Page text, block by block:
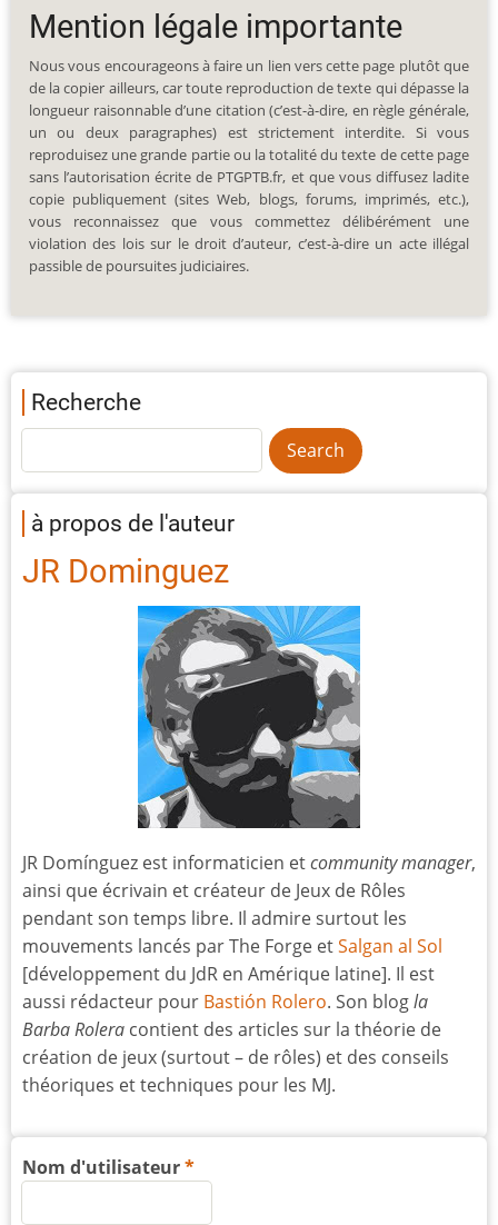
Mention légale importante
Nous vous encourageons à faire un lien vers cette page plutôt que
de la copier ailleurs, car toute reproduction de texte qui dépasse la
longueur raisonnable d’une citation (c’est-à-dire, en règle générale,
un ou deux paragraphes) est strictement interdite. Si vous
reproduisez une grande partie ou la totalité du texte de cette page
sans l’autorisation écrite de PTGPTB.fr, et que vous diffusez ladite
copie publiquement (sites Web, blogs, forums, imprimés, etc.),
vous reconnaissez que vous commettez délibérément une
violation des lois sur le droit d’auteur, c’est-à-dire un acte illégal
passible de poursuites judiciaires.
Recherche
à propos de l'auteur
JR Dominguez
JR Domínguez est informaticien etcommunity manager,
ainsi que écrivain et créateur de Jeux de Rôles
pendant son temps libre. Il admire surtout les
mouvements lancés par The Forge etSalgan al Sol
[développement du JdR en Amérique latine]. Il est
aussi rédacteur pour Bastión Rolero. Son blogla
Barba Rolera contient des articles sur la théorie de
création de jeux (surtout – de rôles) et des conseils
théoriques et techniques pour les MJ.
Nom d'utilisateur